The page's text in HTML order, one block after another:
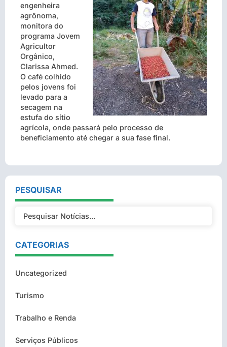
engenheira
agrônoma,
monitora do
programa Jovem
Agricultor
Orgânico,
Clarissa Ahmed.
O café colhido
pelos jovens foi
levado para a
secagem na
estufa do sítio
agrícola, onde passará pelo processo de
beneficiamento até chegar a sua fase final.
PESQUISAR
CATEGORIAS
Uncategorized
Turismo
Trabalho e Renda
Serviços Públicos